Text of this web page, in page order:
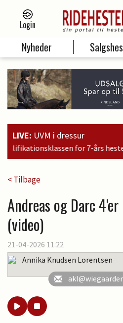
Login
Nyheder
LIVE: UVM i dressur
< Tilbage
Andreas og Darc
(video)
21-04-2026 11:22
Annika Knudsen Lorentsen